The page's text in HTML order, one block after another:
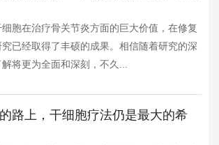
胞在治疗骨关节炎方面的巨大价值，在修复
已经取得了丰硕的成果。相信随着研究的深
将更为全面和深刻，不久...
路上，干细胞疗法仍是最大的希